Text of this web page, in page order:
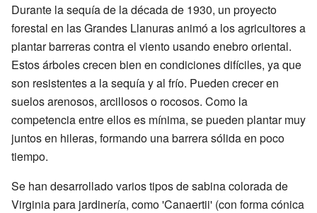
Durante la sequía de la década de 1930, un proyecto
forestal en las Grandes Llanuras animó a los agricultores a
plantar barreras contra el viento usando enebro oriental.
Estos árboles crecen bien en condiciones difíciles, ya que
son resistentes a la sequía y al frío. Pueden crecer en
suelos arenosos, arcillosos o rocosos. Como la
competencia entre ellos es mínima, se pueden plantar muy
juntos en hileras, formando una barrera sólida en poco
tiempo.
Se han desarrollado varios tipos de sabina colorada de
Virginia para jardinería, como 'Canaertii' (con forma cónica